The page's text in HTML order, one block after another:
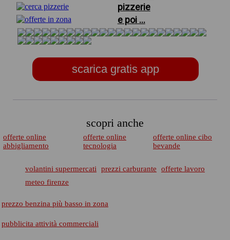
pizzerie
e poi ...
scarica gratis app
scopri anche
offerte online
abbigliamento
offerte online
tecnologia
offerte online cibo
bevande
volantini supermercati prezzi carburante
offerte lavoro
meteo firenze
prezzo benzina più basso in zona
pubblicita attività commerciali